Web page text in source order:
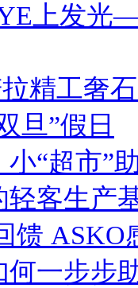
上发
精工奢
旦”假日
“超市”
轻客生
馈
一步步